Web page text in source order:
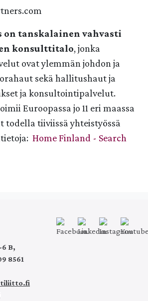
on tanskalainen vahvasti
konsulttitalo, jonka
ovat ylemmän johdon ja
sekä hallitushaut ja
ja konsultointipalvelut.
Euroopassa jo 11 eri maassa
todella tiiviissä yhteistyössä
Home Finland - Search
B,
8561